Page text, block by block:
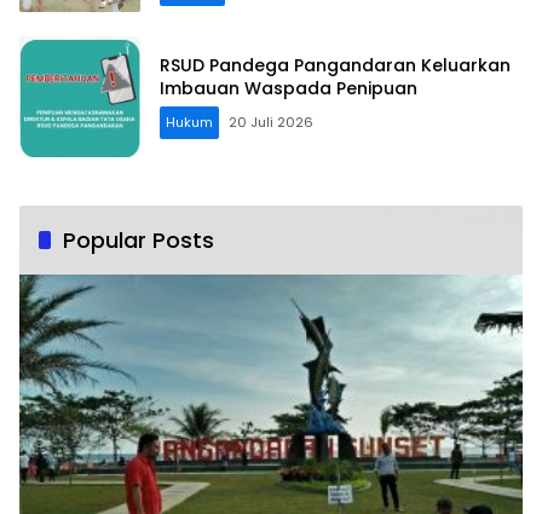
RSUD Pandega Pangandaran Keluarkan
Imbauan Waspada Penipuan
Hukum 20 Juli 2026
Popular Posts